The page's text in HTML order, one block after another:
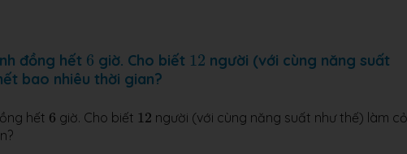
đồng hết 6
6 giờ. Cho biết 12
12 người (với cùng năng suất
bao nhiêu thời gian?
hết 6
6 giờ. Cho biết 12
12 người (với cùng năng suất như thế) làm cỏ